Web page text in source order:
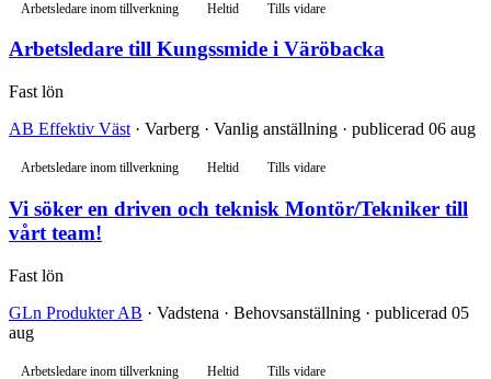
Arbetsledare inom tillverkning Heltid Tills vidare
Arbetsledare till Kungssmide i Väröbacka
Fast lön
AB Effektiv Väst · Varberg · Vanlig anställning · publicerad 06 aug
Arbetsledare inom tillverkning Heltid Tills vidare
Vi söker en driven och teknisk Montör/Tekniker till
vårt team!
Fast lön
GLn Produkter AB · Vadstena · Behovsanställning · publicerad 05
aug
Arbetsledare inom tillverkning Heltid Tills vidare